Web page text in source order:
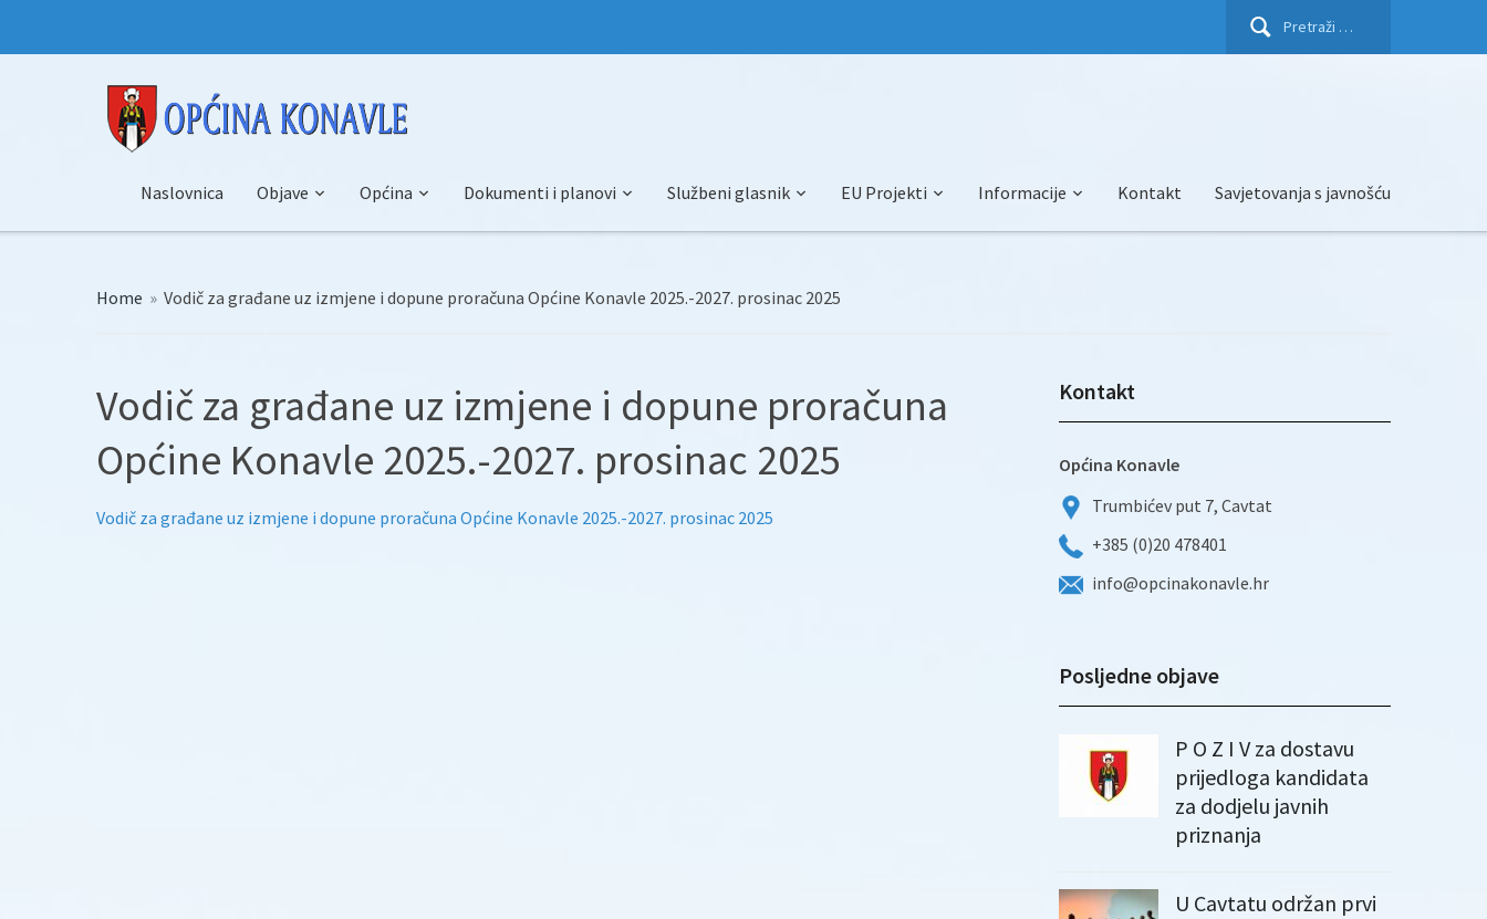
Pretraži:
Naslovnica Objave Općina Dokumenti i planovi Službeni glasnik EU Projekti Informacije Kontakt Savjetovanja s javnošću
Home » Vodič za građane uz izmjene i dopune proračuna Općine Konavle 2025.-2027. prosinac 2025
Vodič za građane uz izmjene i dopune proračuna
Općine Konavle 2025.-2027. prosinac 2025
Vodič za građane uz izmjene i dopune proračuna Općine Konavle 2025.-2027. prosinac 2025
Kontakt
Općina Konavle
Trumbićev put 7, Cavtat
+385 (0)20 478401
info@opcinakonavle.hr
Posljedne objave
P O Z I V za dostavu
prijedloga kandidata
za dodjelu javnih
priznanja
U Cavtatu održan prvi